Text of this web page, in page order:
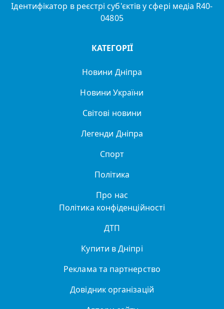
Ідентифікатор в реєстрі суб'єктів у сфері медіа R40-
04805
КАТЕГОРІЇ
Новини Дніпра
Новини України
Світові новини
Легенди Дніпра
Спорт
Політика
Про нас
Політика конфіденційності
ДТП
Купити в Дніпрі
Реклама та партнерство
Довідник організацій